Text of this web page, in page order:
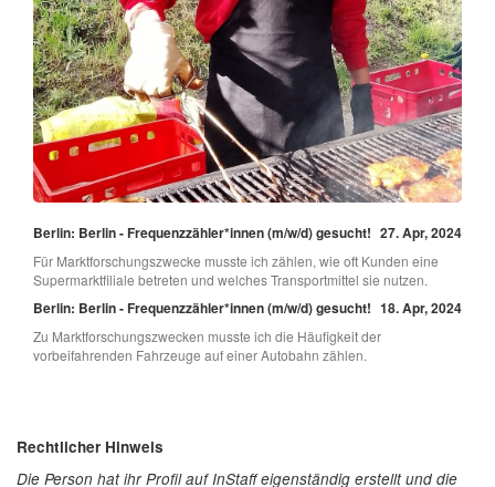
Berlin: Berlin - Frequenzzähler*innen (m/w/d) gesucht! 27. Apr, 2024
Für Marktforschungszwecke musste ich zählen, wie oft Kunden eine
Supermarktfiliale betreten und welches Transportmittel sie nutzen.
Berlin: Berlin - Frequenzzähler*innen (m/w/d) gesucht! 18. Apr, 2024
Zu Marktforschungszwecken musste ich die Häufigkeit der
vorbeifahrenden Fahrzeuge auf einer Autobahn zählen.
Rechtlicher Hinweis
Die Person hat ihr Profil auf InStaff eigenständig erstellt und die